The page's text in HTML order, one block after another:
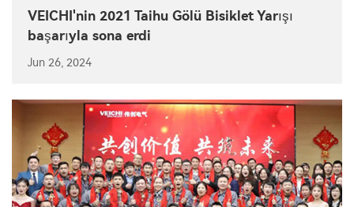
VEICHI'nin 2021 Taihu Gölü Bisiklet Yarışı
başarıyla sona erdi
Jun 26, 2024